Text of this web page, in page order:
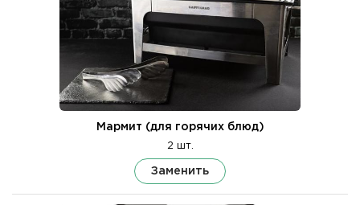
Мармит (для горячих блюд)
2 шт.
Заменить